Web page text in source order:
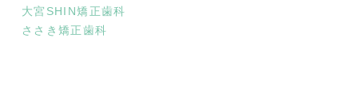
大宮SHIN矯正歯科
ささき矯正歯科